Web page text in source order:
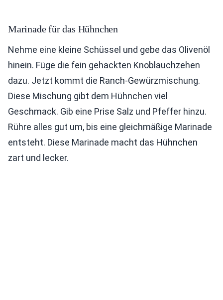
Marinade für das Hühnchen
Nehme eine kleine Schüssel und gebe das Olivenöl
hinein. Füge die fein gehackten Knoblauchzehen
dazu. Jetzt kommt die Ranch-Gewürzmischung.
Diese Mischung gibt dem Hühnchen viel
Geschmack. Gib eine Prise Salz und Pfeffer hinzu.
Rühre alles gut um, bis eine gleichmäßige Marinade
entsteht. Diese Marinade macht das Hühnchen
zart und lecker.